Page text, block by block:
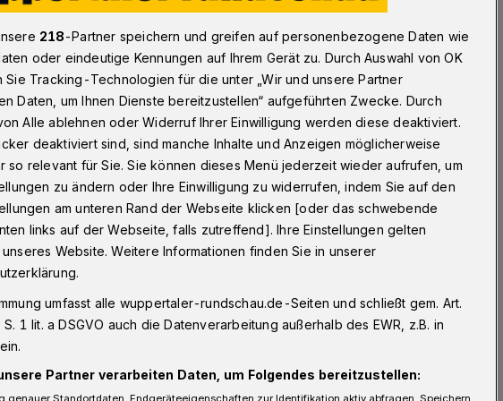
CDU mit Ministerpräsident Wüst
der CDU mit
Wüst
Städtedreieck startet ihren
(7. Januar 2025) in Remscheid.
Wuppertal, Remscheid und Solingen
Wüst ab 19 Uhr im Schützenhaus.
218-Partner speichern und greifen auf personenbezogene Daten wie
oder eindeutige Kennungen auf Ihrem Gerät zu. Durch Auswahl von OK
Sie Tracking-Technologien für die unter „Wir und unsere Partner
Daten, um Ihnen Dienste bereitzustellen“ aufgeführten Zwecke. Durch
Alle ablehnen oder Widerruf Ihrer Einwilligung werden diese deaktiviert.
deaktiviert sind, sind manche Inhalte und Anzeigen möglicherweise
so relevant für Sie. Sie können dieses Menü jederzeit wieder aufrufen, um
zu ändern oder Ihre Einwilligung zu widerrufen, indem Sie auf den
am unteren Rand der Webseite klicken [oder das schwebende
links auf der Webseite, falls zutreffend]. Ihre Einstellungen gelten
Website. Weitere Informationen finden Sie in unserer
umfasst alle wuppertaler-rundschau.de-Seiten und schließt gem. Art.
1 lit. a DSGVO auch die Datenverarbeitung außerhalb des EWR, z.B. in
Partner verarbeiten Daten, um Folgendes bereitzustellen: